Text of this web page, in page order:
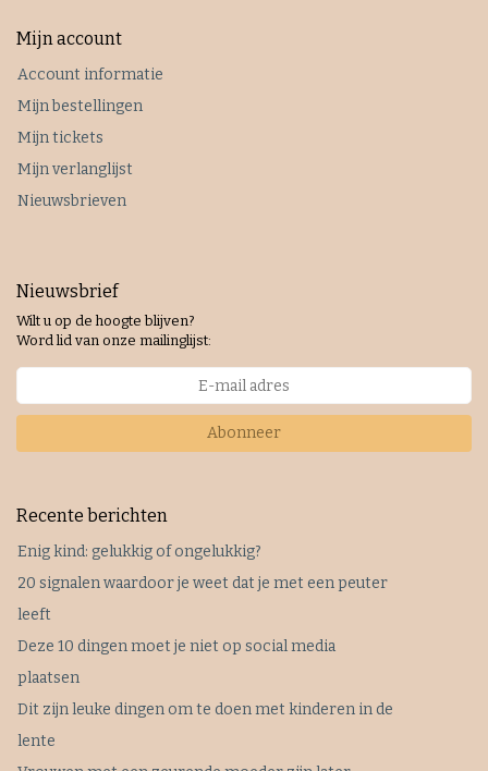
Mijn account
Account informatie
Mijn bestellingen
Mijn tickets
Mijn verlanglijst
Nieuwsbrieven
Nieuwsbrief
Wilt u op de hoogte blijven?
Word lid van onze mailinglijst:
Abonneer
Recente berichten
Enig kind: gelukkig of ongelukkig?
20 signalen waardoor je weet dat je met een peuter
leeft
Deze 10 dingen moet je niet op social media
plaatsen
Dit zijn leuke dingen om te doen met kinderen in de
lente